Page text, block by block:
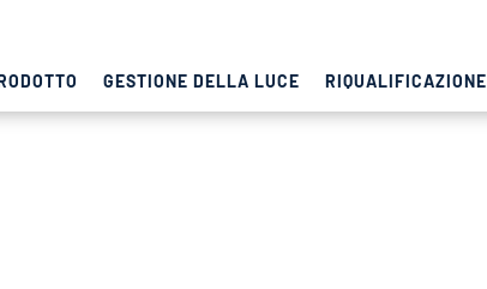
GESTIONE DELLA LUCE RIQUALIFICAZIONE